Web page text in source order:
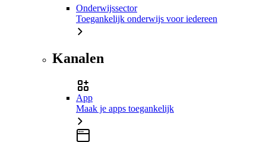
Onderwijssector
Toegankelijk onderwijs voor iedereen
Kanalen
App
Maak je apps toegankelijk